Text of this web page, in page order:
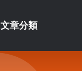
文章分類